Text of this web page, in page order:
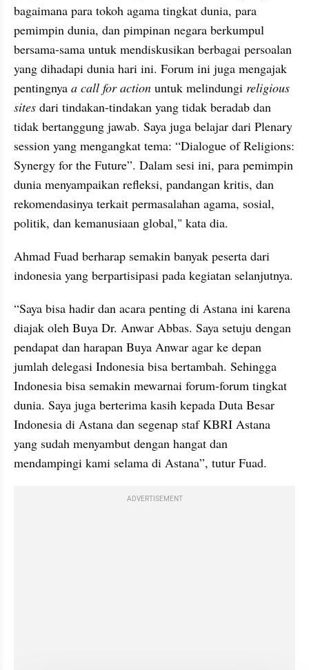
bagaimana para tokoh agama tingkat dunia, para
pemimpin dunia, dan pimpinan negara berkumpul
bersama-sama untuk mendiskusikan berbagai persoalan
yang dihadapi dunia hari ini. Forum ini juga mengajak
pentingnya a call for action untuk melindungi religious
sites dari tindakan-tindakan yang tidak beradab dan
tidak bertanggung jawab. Saya juga belajar dari Plenary
session yang mengangkat tema: “Dialogue of Religions:
Synergy for the Future”. Dalam sesi ini, para pemimpin
dunia menyampaikan refleksi, pandangan kritis, dan
rekomendasinya terkait permasalahan agama, sosial,
politik, dan kemanusiaan global," kata dia.
Ahmad Fuad berharap semakin banyak peserta dari
“Saya bisa hadir dan acara penting di Astana ini karena
diajak oleh Buya Dr. Anwar Abbas. Saya setuju dengan
pendapat dan harapan Buya Anwar agar ke depan
jumlah delegasi Indonesia bisa bertambah. Sehingga
Indonesia bisa semakin mewarnai forum-forum tingkat
dunia. Saya juga berterima kasih kepada Duta Besar
Indonesia di Astana dan segenap staf KBRI Astana
yang sudah menyambut dengan hangat dan
mendampingi kami selama di Astana”, tutur Fuad.
ADVERTISEMENT